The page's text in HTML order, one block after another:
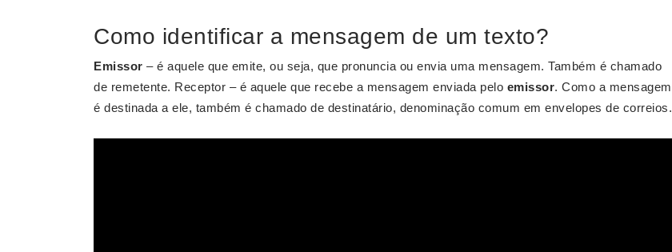
Como identificar a mensagem de um texto?
Emissor – é aquele que emite, ou seja, que pronuncia ou envia uma mensagem. Também é chamado
de remetente. Receptor – é aquele que recebe a mensagem enviada pelo emissor. Como a mensagem
é destinada a ele, também é chamado de destinatário, denominação comum em envelopes de correios.